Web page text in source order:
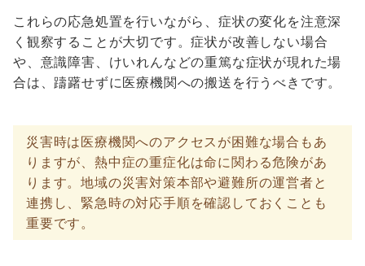
これらの応急処置を行いながら、症状の変化を注意深
く観察することが大切です。症状が改善しない場合
や、意識障害、けいれんなどの重篤な症状が現れた場
合は、躊躇せずに医療機関への搬送を行うべきです。
災害時は医療機関へのアクセスが困難な場合もあ
りますが、熱中症の重症化は命に関わる危険があ
ります。地域の災害対策本部や避難所の運営者と
連携し、緊急時の対応手順を確認しておくことも
重要です。